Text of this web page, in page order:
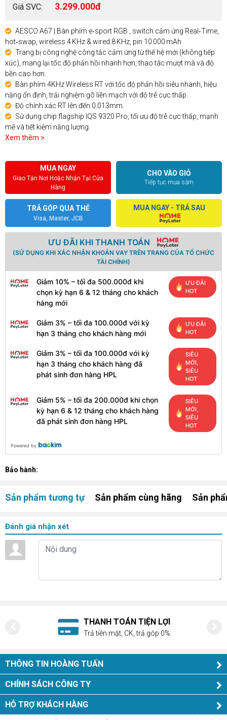
Giá SVC: 3.299.000đ
AESCO A67 | Bàn phím e‑sport RGB , switch cảm ứng Real‑Time,
hot‑swap, wireless 4 KHz & wired 8 KHz, pin 10 000 mAh
Trang bị công nghệ công tắc cảm ứng từ thế hệ mới (không tiếp
xúc), mang lại tốc độ phản hồi nhanh hơn, thao tác mượt mà và độ
bền cao hơn.
Bàn phím 4KHz Wireless RT với tốc độ phản hồi siêu nhanh, hiệu
năng ổn định, trải nghiệm gõ liền mạch với độ trễ cực thấp.
Độ chính xác RT lên đến 0.013mm.
Sử dụng chip flagship IQS 9320 Pro, tối ưu độ trễ cực thấp, mạnh
mẽ và tiết kiệm năng lượng.
Xem thêm >
CHO VÀO GIỎ
Tiếp tục mua sắm
MUA NGAY
Giao Tận Nơi Hoặc Nhận Tại Cửa
Hàng
TRẢ GÓP QUA THẺ
Visa, Master, JCB
MUA NGAY - TRẢ SAU
ƯU ĐÃI KHI THANH TOÁN
(SỬ DỤNG KHI XÁC NHẬN KHOẢN VAY TRÊN TRANG CỦA TỔ CHỨC
TÀI CHÍNH)
Giảm 10% – tối đa 500.000đ khi
chọn kỳ hạn 6 & 12 tháng cho khách
hàng mới
ƯU ĐÃI
HOT
Giảm 3% – tối đa 100.000đ với kỳ
hạn 3 tháng cho khách hàng mới
ƯU ĐÃI
HOT
Giảm 3% – tối đa 100.000đ với kỳ
hạn 3 tháng cho khách hàng đã
phát sinh đơn hàng HPL
SIÊU
MỚI,
SIÊU
HOT
Giảm 5% – tối đa 200.000đ khi chọn
kỳ hạn 6 & 12 tháng cho khách hàng
đã phát sinh đơn hàng HPL
SIÊU
MỚI,
SIÊU
HOT
Powered by
Bảo hành:
Sản phẩm tương tự Sản phẩm cùng hãng Sản
Đánh giá nhận xét
HỖ TRỢ NHIỆT TÌNH
Tư vấn, giải đáp mọi
THÔNG TIN HOÀNG TUẤN
CHÍNH SÁCH CÔNG TY
HỖ TRỢ KHÁCH HÀNG